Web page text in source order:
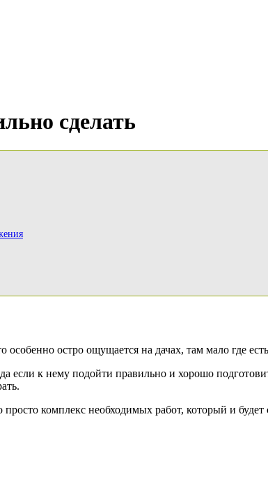
сделать
остро ощущается на дачах, там мало где
к нему подойти правильно и хорошо
комплекс необходимых работ, который и